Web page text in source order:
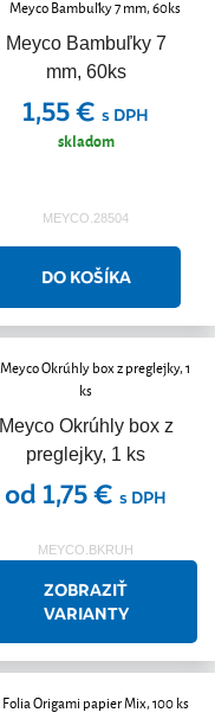
Meyco Bambuľky 7
mm, 60ks
1,55 € s DPH
skladom
MEYCO.28504
Meyco Okrúhly box z
preglejky, 1 ks
od 1,75 € s DPH
MEYCO.BKRUH
ZOBRAZIŤ
VARIANTY